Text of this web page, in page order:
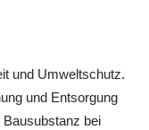
und Umweltschutz.
und Entsorgung
bei